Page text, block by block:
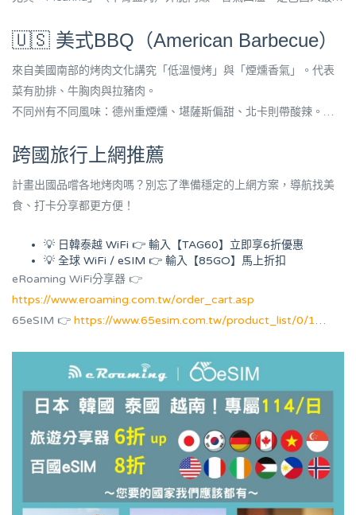
🇺🇸 美式BBQ（American Barbecue）
來自美國南部的烤肉文化講究「低溫慢烤」與「煙燻香氣」。代表
菜有肋排、牛胸肉與拉豬肉。
不同州有不同風味：德州重煙燻、堪薩斯偏甜、北卡則帶酸辣。
跨國旅行上網推薦
計畫出國品嚐各地烤肉嗎？別忘了準備穩定的上網方案，導航找美
食、打卡分享都更方便！
💡 日韓泰越 WiFi 👉 輸入【TAG60】立即享6折優惠
💡 全球 WiFi / eSIM 👉 輸入【85GO】馬上折扣
eRoaming WiFi分享器 👉
https://www.eroaming.com.tw/order_cart.asp
65eSIM 👉 https://www.65esim.com.tw/product_list/0/1